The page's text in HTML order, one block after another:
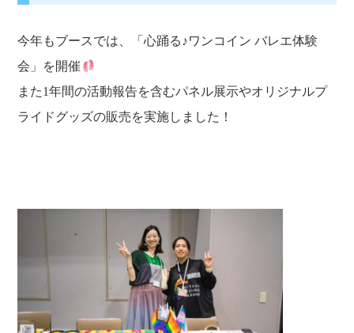
今年もブースでは、「心踊る♪ワンコイン バレエ体験
会」を開催
また1年間の活動報告を含むパネル展示やオリジナルプ
ライドグッズの販売を実施しました！